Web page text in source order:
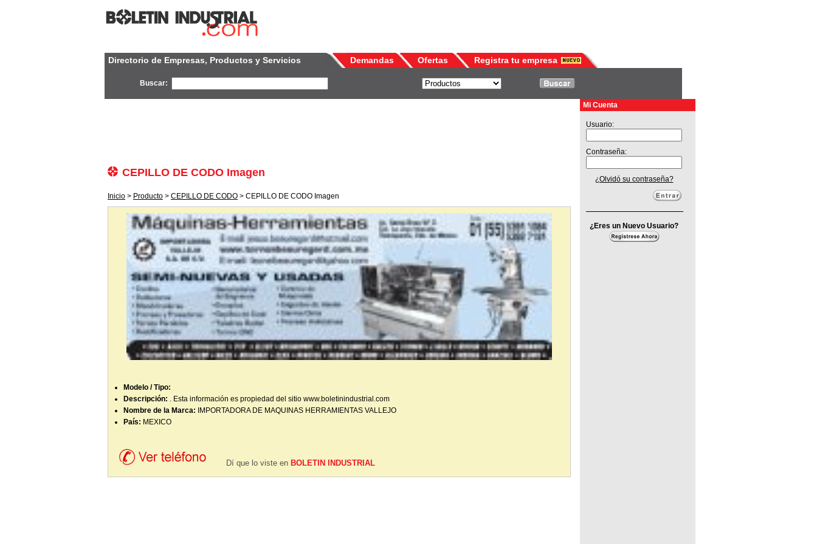
Directorio de Empresas, Productos y Servicios Demandas Ofertas Registra tu empresa
Buscar:
Mi Cuenta
CEPILLO DE CODO Imagen
Inicio > Producto > CEPILLO DE CODO > CEPILLO DE CODO Imagen
Modelo / Tipo:
Descripción: . Esta información es propiedad del sitio www.boletinindustrial.com
Nombre de la Marca:
IMPORTADORA DE MAQUINAS HERRAMIENTAS VALLEJO
País: MEXICO
Dí que lo viste en BOLETIN INDUSTRIAL
Usuario:
Contraseña:
¿Olvidó su contraseña?
¿Eres un Nuevo Usuario?